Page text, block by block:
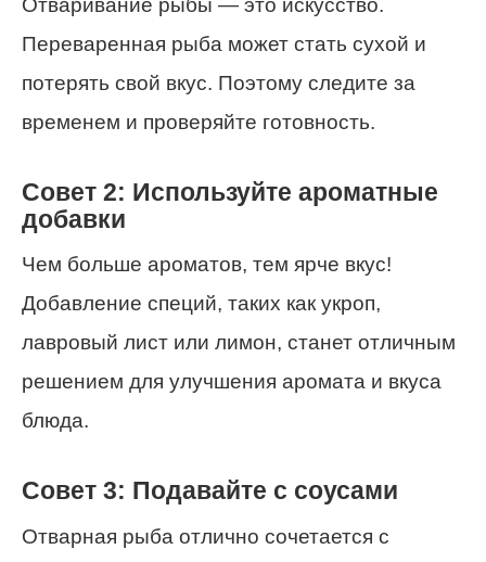
Переваренная рыба может стать сухой и
потерять свой вкус. Поэтому следите за
временем и проверяйте готовность.
Совет 2: Используйте ароматные
добавки
Чем больше ароматов, тем ярче вкус!
Добавление специй, таких как укроп,
лавровый лист или лимон, станет отличным
решением для улучшения аромата и вкуса
блюда.
Совет 3: Подавайте с соусами
Отварная рыба отлично сочетается с